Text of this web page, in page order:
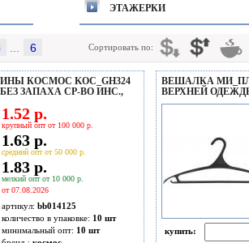
ЭТАЖЕРКИ
Сортировать по:
КОСМОС KOC_GH324
ЗАПАХА СР-ВО ИНС.,
1.52 р.
крупный опт от 100 000 р.
1.63 р.
средний опт от 50 000 р.
1.83 р.
мелкий опт от 10 000 р.
от 07.08.2026
артикул: bb014125
количество в упаковке: 10 шт
минимальный опт: 10 шт
ВЕШАЛКА
ВЕРХНЕЙ
купить: